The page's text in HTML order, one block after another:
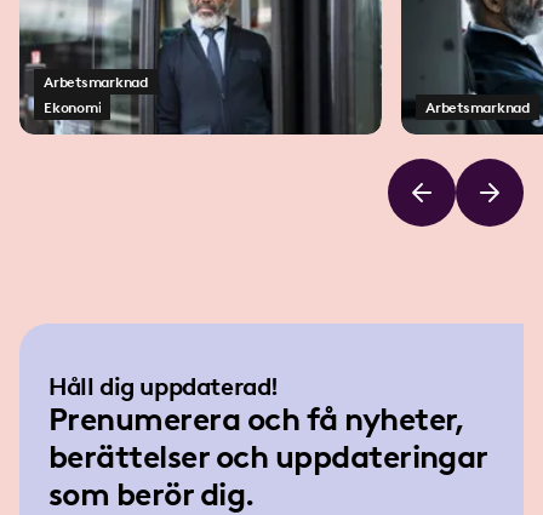
Arbetsmarknad
Ekonomi
Arbetsmarknad
Håll dig uppdaterad!
Prenumerera och få nyheter,
berättelser och uppdateringar
som berör dig.